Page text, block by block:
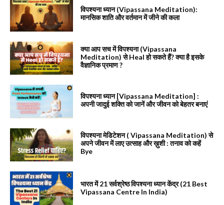
विपश्यना ध्यान (Vipassana Meditation):
मानसिक शाति और वर्तमान में जीने की कला
क्या आप सच में विपश्यना (Vipassana
Meditation) से Heal हो सकते हैं? क्या है इसके
वैज्ञानिक प्रमाण ?
विपश्यना ध्यान [Vipassana Meditation] :
अपनी जादुई शक्ति को जानें और जीवन को बेहतर बनाएं
विपश्यना मेडिटेशन ( Vipassana Meditation) से
अपने जीवन में लाए उत्साह और ख़ुशी : तनाव को कहें
Bye
भारत में 21 सर्वश्रेष्ठ विपश्यना ध्यान केंद्र (21 Best
Vipassana Centre In India)